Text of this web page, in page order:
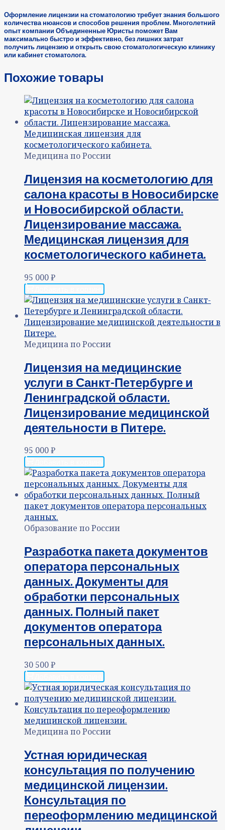
Оформление лицензии на стоматологию требует знания большого
количества нюансов и способов решения проблем. Многолетний
опыт компании Объединенные Юристы поможет Вам
максимально быстро и эффективно, без лишних затрат
получить лицензию и открыть свою стоматологическую клинику
или кабинет стоматолога.
Похожие товары
Медицина по России
Лицензия на косметологию для
салона красоты в Новосибирске
и Новосибирской области.
Лицензирование массажа.
Медицинская лицензия для
косметологического кабинета.
95 000₽
Медицина по России
Лицензия на медицинские
услуги в Санкт-Петербурге и
Ленинградской области.
Лицензирование медицинской
деятельности в Питере.
95 000₽
Образование по России
Разработка пакета документов
оператора персональных
данных. Документы для
обработки персональных
данных. Полный пакет
документов оператора
персональных данных.
30 500₽
Медицина по России
Устная юридическая
консультация по получению
медицинской лицензии.
Консультация по
переоформлению медицинской